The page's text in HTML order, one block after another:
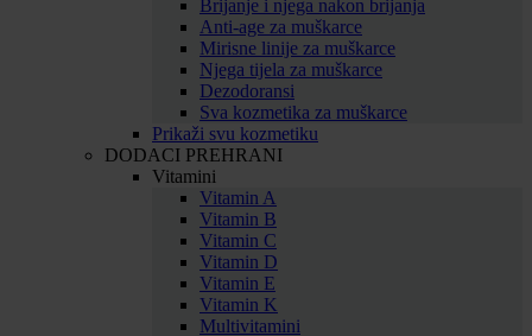
Brijanje i njega nakon brijanja
Anti-age za muškarce
Mirisne linije za muškarce
Njega tijela za muškarce
Dezodoransi
Sva kozmetika za muškarce
Prikaži svu kozmetiku
DODACI PREHRANI
Vitamini
Vitamin A
Vitamin B
Vitamin C
Vitamin D
Vitamin E
Vitamin K
Multivitamini